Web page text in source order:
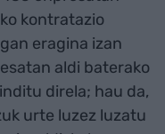
kontratazio
eragina izan
aldi baterako
direla; hau da,
urte luzez luzatu